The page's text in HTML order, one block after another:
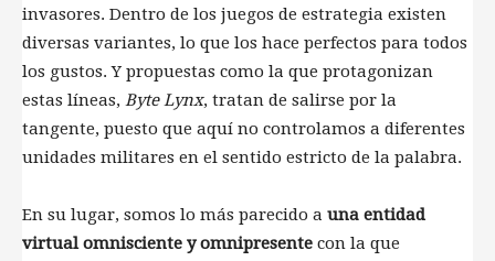
invasores. Dentro de los juegos de estrategia existen
diversas variantes, lo que los hace perfectos para todos
los gustos. Y propuestas como la que protagonizan
estas líneas, Byte Lynx, tratan de salirse por la
tangente, puesto que aquí no controlamos a diferentes
unidades militares en el sentido estricto de la palabra.
En su lugar, somos lo más parecido a una entidad
virtual omnisciente y omnipresente con la que